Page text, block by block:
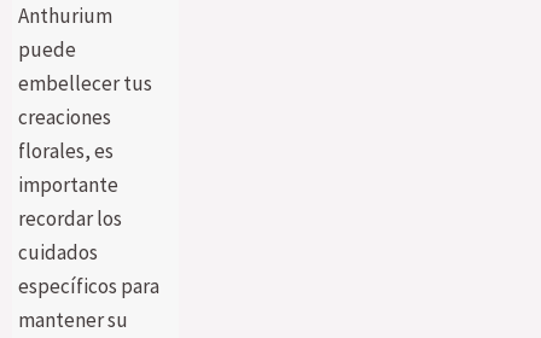
Anthurium
puede
embellecer tus
creaciones
florales, es
importante
recordar los
cuidados
específicos para
mantener su